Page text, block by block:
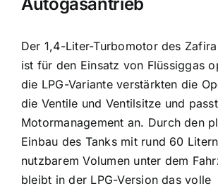
Der 1,4-Liter-Turbomotor des
ist für den Einsatz von Flüssiggas
die LPG-Variante verstärkten die
die Ventile und Ventilsitze und
Motormanagement an. Durch den
Einbau des Tanks mit rund 60
nutzbarem Volumen unter dem
bleibt in der LPG-Version das volle